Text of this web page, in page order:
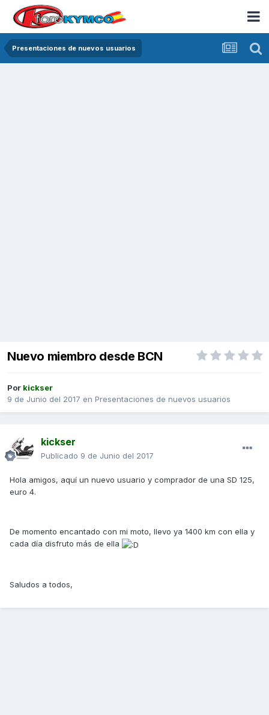
Presentaciones de nuevos usuarios
Nuevo miembro desde BCN
Por kickser
9 de Junio del 2017 en Presentaciones de nuevos usuarios
kickser
Publicado 9 de Junio del 2017
Hola amigos, aquí un nuevo usuario y comprador de una SD 125,
euro 4.
De momento encantado con mi moto, llevo ya 1400 km con ella y
cada día disfruto más de ella
Saludos a todos,